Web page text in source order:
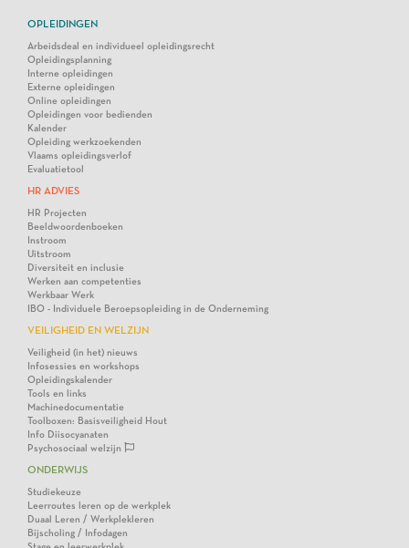
OPLEIDINGEN
Arbeidsdeal en individueel opleidingsrecht
Opleidingsplanning
Interne opleidingen
Externe opleidingen
Online opleidingen
Opleidingen voor bedienden
Kalender
Opleiding werkzoekenden
Vlaams opleidingsverlof
Evaluatietool
HR ADVIES
HR Projecten
Beeldwoordenboeken
Instroom
Uitstroom
Diversiteit en inclusie
Werken aan competenties
Werkbaar Werk
IBO - Individuele Beroepsopleiding in de Onderneming
VEILIGHEID EN WELZIJN
Veiligheid (in het) nieuws
Infosessies en workshops
Opleidingskalender
Tools en links
Machinedocumentatie
Toolboxen: Basisveiligheid Hout
Info Diisocyanaten
Psychosociaal welzijn
ONDERWIJS
Studiekeuze
Leerroutes leren op de werkplek
Duaal Leren / Werkplekleren
Bijscholing / Infodagen